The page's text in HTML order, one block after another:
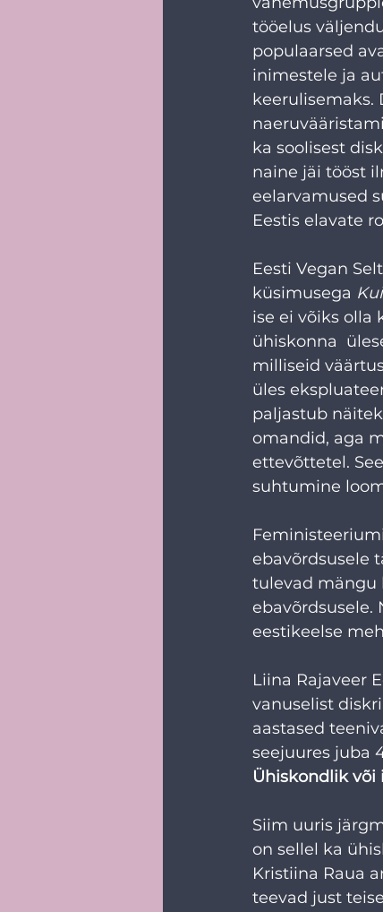
tööelus
populaarsed
inimestele ja
ka soolisest
naine jäi tööst
eelarvamused
Eestis elavate
Eesti Vegan
küsimusega
ise ei võiks olla
ühiskonna
milliseid
üles
paljastub
omandid, aga
ettevõttetel.
suhtumine
ebavõrdsusele
tulevad mängu
ebavõrdsusele.
eestikeelse
Liina Rajaveer
vanuselist
aastased
seejuures juba
Ühiskondlik või
Siim uuris
on sellel ka
Kristiina Raua
teevad just